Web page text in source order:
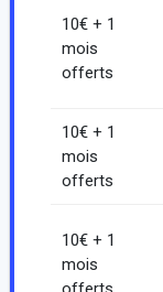
10€ + 1
mois
offerts
10€ + 1
mois
offerts
10€ + 1
mois